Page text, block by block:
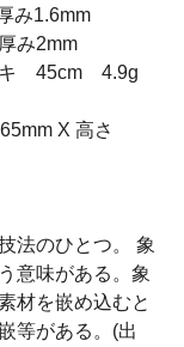
み1.6mm
み2mm
キ 45cm 4.9g
X 高さ
法のひとつ。 象
意味がある。象
材を嵌め込むと
等がある。(出